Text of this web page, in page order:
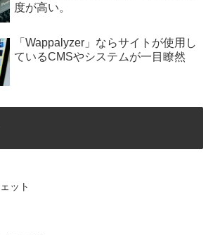
度が高い。
「Wappalyzer」ならサイトが使用し
ているCMSやシステムが一目瞭然
ット